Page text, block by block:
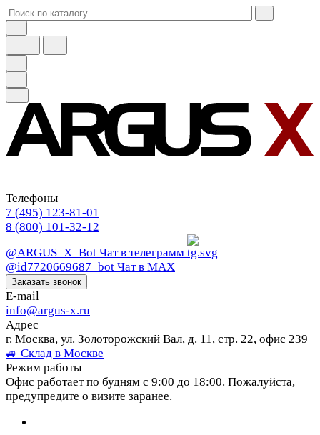
Телефоны
7 (495) 123-81-01
8 (800) 101-32-12
@ARGUS_X_Bot Чат в телеграмм
@id7720669687_bot Чат в МАХ
Заказать звонок
E-mail
info@argus-x.ru
Адрес
г. Москва, ул. Золоторожский Вал, д. 11, стр. 22, офис 239
🚙 Склад в Москве
Режим работы
Офис работает по будням с 9:00 до 18:00. Пожалуйста,
предупредите о визите заранее.